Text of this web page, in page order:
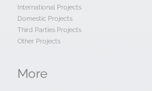
International Projects
Domestic Projects
Third Parties Projects
Other Projects
More